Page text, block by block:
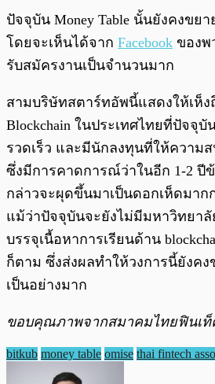
ปัจจุบัน Money Table นั้นยังคงขย
โดยจะเห็นได้จาก Facebook ของพ
รับสมัครงานเป็นจำนวนมาก
สามบริษัทสตาร์ทอัพนี้แสดงให้เห็
Blockchain ในประเทศไทยที่ปัจจุบั
รวดเร็ว และมีนักลงทุนที่ให้ความ
ซึ่งมีการคาดการณ์ว่าในอีก 1-2 ปี
กล่าวจะผุดขึ้นมาเป็นดอกเห็ดมาก
แม้ว่าปัจจุบันจะยังไม่มีมหาวิทยา
บรรจุเนื้อหาการเรียนด้าน
ก็ตาม ซึ่งส่งผลทำให้วงการนี้ยังค
เป็นอย่างมาก
ขอบคุณภาพจากสมาคมไทยฟินเท็
bitkub money table omise thai fintech